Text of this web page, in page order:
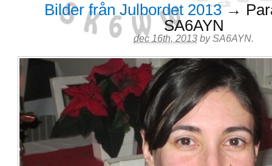
Bilder från Julbordet 2013→
SA6AYN
dec 16th, 2013 bySA6AYN.